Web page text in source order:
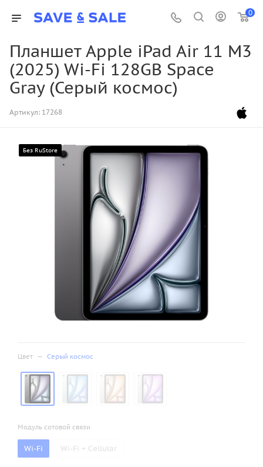
0
Планшет Apple iPad Air 11 M3
(2025) Wi-Fi 128GB Space
Gray (Серый космос)
Артикул: 17268
Без RuStore
Цвет — Серый космос
Модуль сотовой связи
Wi-Fi Wi-Fi + Cellular